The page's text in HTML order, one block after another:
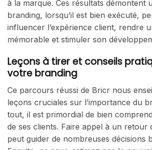
à la marque. Ces résultats démontent
branding, lorsqu’il est bien exécuté,
influencer l’expérience client, rendre
mémorable et stimuler son
Leçons à tirer et conseils
votre branding
Ce parcours réussi de Bricr nous
leçons cruciales sur l’importance du
tout, il est primordial de bien
de ses clients. Faire appel à un retour
peut guider de nombreuses décisions